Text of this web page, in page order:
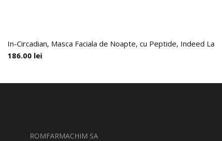
In-Circadian, Masca Faciala de Noapte, cu Peptide, Indeed
186.00 lei
ROMFARMACHIM SA